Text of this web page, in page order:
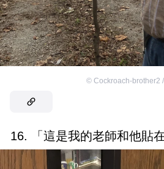
© Cockroach-brother2
16. 「這是我的老師和他貼